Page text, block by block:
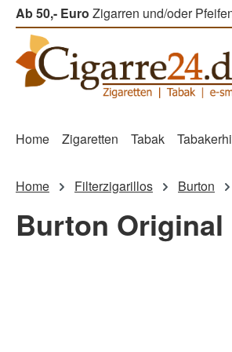
Hauptinhalt springen
Zur Suche springen
Zur Hauptnavigation springen
Ab 50,- Euro Zigarren und/oder
Home Zigaretten Tabak
Home Filterzigarillos Burton
Burton